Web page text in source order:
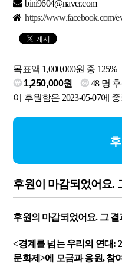
bini9604@naver.com
https://www.facebook.com/
목표액 1,000,000원 중 125%
1,250,000원
48명 후
이 후원함은 2023-05-07에
후원이 마감되었어요.
후원의 마감되었어요. 그 결
<경계를 넘는 우리의 연대:
문화제>에 모금과 응원, 참